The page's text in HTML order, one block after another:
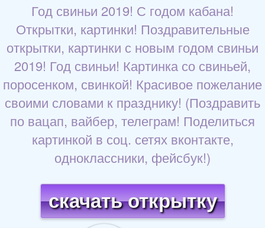
Год свиньи 2019! С годом кабана!
Открытки, картинки! Поздравительные
открытки, картинки с новым годом свиньи
2019! Год свиньи! Картинка со свиньей,
поросенком, свинкой! Красивое пожелание
своими словами к празднику! (Поздравить
по вацап, вайбер, телеграм! Поделиться
картинкой в соц. сетях вконтакте,
одноклассники, фейсбук!)
скачать открытку